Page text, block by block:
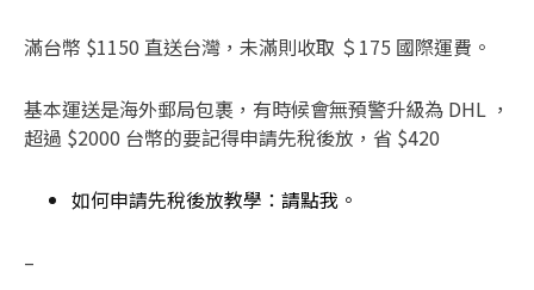
滿台幣 $1150 直送台灣，未滿則收取 ＄175 國際運費。
基本運送是海外郵局包裹，有時候會無預警升級為 DHL ，
超過 $2000 台幣的要記得申請先稅後放，省 $420
如何申請先稅後放教學： 請點我 。
–